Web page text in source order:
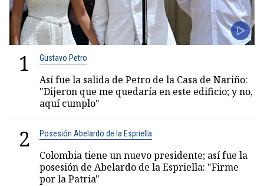
1 Gustavo Petro
Así fue la salida de Petro de la Casa de Nariño:
"Dijeron que me quedaría en este edificio; y no,
aquí cumplo"
2 Posesión Abelardo de la Espriella
Colombia tiene un nuevo presidente; así fue la
posesión de Abelardo de la Espriella: "Firme
por la Patria"